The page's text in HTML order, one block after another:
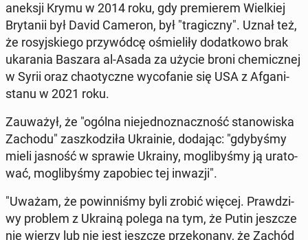
aneksji Krymu w 2014 roku, gdy pre­mie­rem Wiel­kiej
Bry­ta­nii był David Cameron, był "tra­gicz­ny". Uznał też,
że ro­syj­skie­go przy­wód­cę ośmie­li­ły do­dat­ko­wo brak
uka­ra­nia Baszara al-Asada za użycie broni che­micz­nej
w Syrii oraz cha­otycz­ne wy­co­fa­nie się USA z Afga­ni­
sta­nu w 2021 roku.
Za­uwa­żył, że "ogólna nie­jed­no­znacz­ność sta­no­wi­ska
Zachodu" za­szko­dzi­ła Ukra­inie, dodając: "gdy­by­śmy
mieli jasność w sprawie Ukrainy, mo­gli­by­śmy ją ura­to­
wać, mo­gli­by­śmy za­po­biec tej inwazji".
"Uważam, że po­win­ni­śmy byli zrobić więcej. Praw­dzi­
wy problem z Ukrainą polega na tym, że Putin jeszcze
nie wierzy lub nie jest jeszcze prze­ko­na­ny, że Zachód